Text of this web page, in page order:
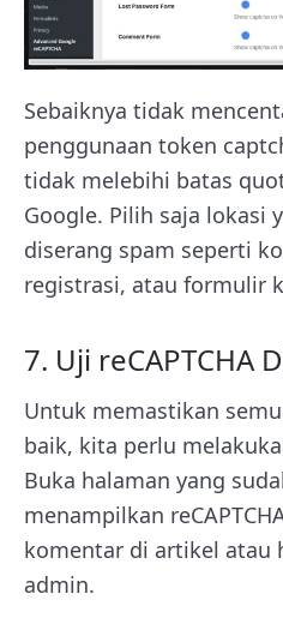
Sebaiknya tidak
penggunaan token
tidak melebihi batas
Google. Pilih saja lokasi
diserang spam seperti
registrasi, atau formulir
7. Uji reCAPTCHA
Untuk memastikan
baik, kita perlu
Buka halaman yang
menampilkan
komentar di artikel atau
admin.